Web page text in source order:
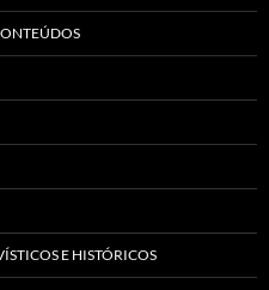
E HISTÓRICOS